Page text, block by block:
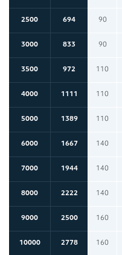
2500 694 90
3000 833 90
3500 972 110
4000 1111 110
5000 1389 110
6000 1667 140
7000 1944 140
8000 2222 140
9000 2500 160
10000 2778 160